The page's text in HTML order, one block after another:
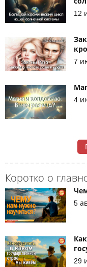
Коротко о
5
29
12
7
4